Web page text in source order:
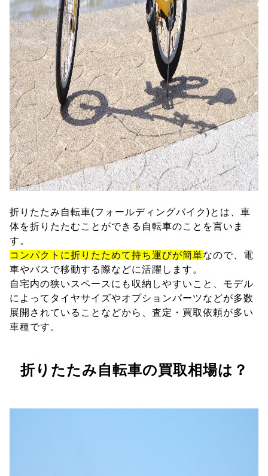
折りたたみ自転車(フォールディングバイク)とは、車
体を折りたたむことができる自転車のことを言いま
す。
コンパクトに折りたためて持ち運びが簡単なので、電
車やバスで移動する際などに活躍します。
自宅内の狭いスペースにも収納しやすいこと、モデル
によってタイヤサイズやオプションパーツなどが多数
展開されていることなどから、査定・買取依頼が多い
車種です。
折りたたみ自転車の買取相場は？